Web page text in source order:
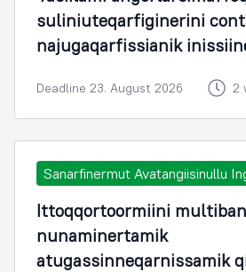
suliniuteqarfiginerini
najugaqarfissianik
Deadline 23. August 2026 2
Sanarfinermut Avatangiisinullu
Ittoqqortoormiini
nunaminertamik
atugassinneqarnissamik